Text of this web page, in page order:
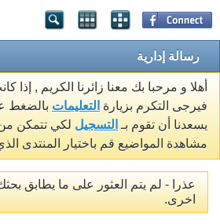
رسالة إدارية
أهلا و مرحبا بك معنا زائرنا الكريم , إذا
فيرجى التكرم بزيارة التعليمات بالضغط
يسعدنا أن تقوم بـ التسجيل لكي تتمكن من
مشاهدة المواضيع قم باختيار المنتدى
عذرا - لم يتم العثور على ما يطابق
اخرى.